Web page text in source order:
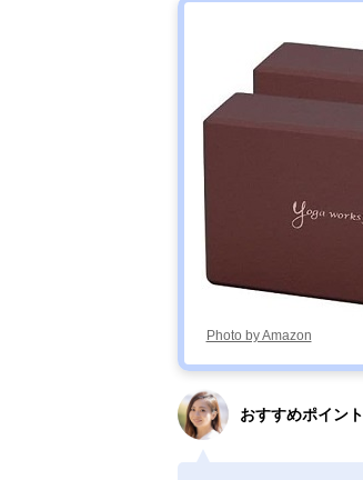
Photo by Amazon
おすすめポイント